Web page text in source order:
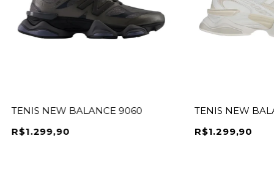
TENIS NEW BALANCE 9060
R$1.299,90
TENIS NEW
R$1.299,90